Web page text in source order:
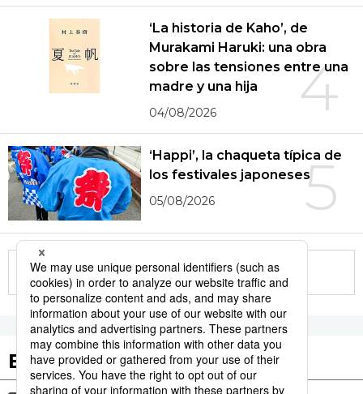
4
‘La historia de Kaho’, de
Murakami Haruki: una obra
sobre las tensiones entre una
madre y una hija
04/08/2026
5
‘Happi’, la chaqueta típica de
los festivales japoneses
05/08/2026
More in this series
Etiquetas destacadas